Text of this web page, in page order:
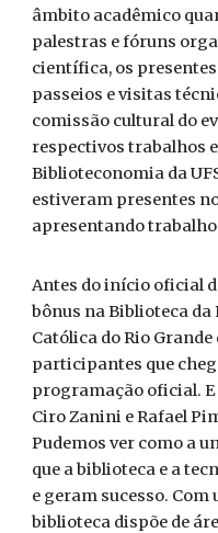
âmbito acadêmico
palestras e fóruns
científica, os
passeios e visitas
comissão cultural do
respectivos trabalhos
Biblioteconomia da
estiveram presentes
apresentando
Antes do início oficial
bônus na Biblioteca
Católica do Rio Grande
participantes que
programação oficial.
Ciro Zanini e Rafael
Pudemos ver como a
que a biblioteca e a
e geram sucesso.
biblioteca dispõe de